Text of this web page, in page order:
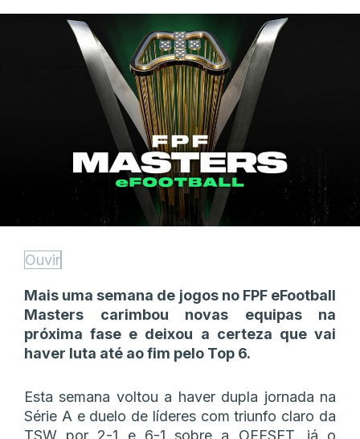
Ouvir
Mais uma semana de jogos no FPF eFootball
Masters carimbou novas equipas na
próxima fase e deixou a certeza que vai
haver luta até ao fim pelo Top 6.
Esta semana voltou a haver dupla jornada na
Série A e duelo de líderes com triunfo claro da
TSW por 2-1 e 6-1 sobre a OFFSET, já o